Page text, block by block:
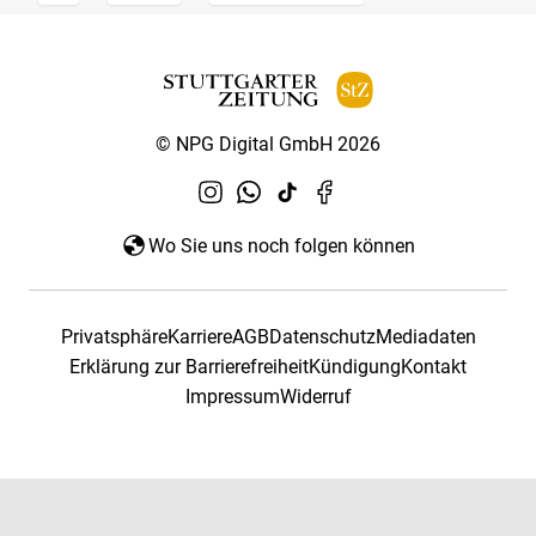
© NPG Digital GmbH 2026
Wo Sie uns noch folgen können
PrivatsphäreKarriereAGBDatenschutzMediadaten
Erklärung zur BarrierefreiheitKündigungKontakt
ImpressumWiderruf